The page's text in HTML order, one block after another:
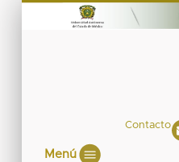
Contacto
Menú